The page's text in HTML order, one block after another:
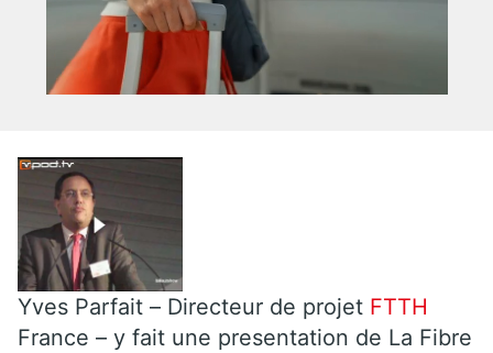
Yves Parfait – Directeur de projet FTTH
France – y fait une presentation de La Fibre